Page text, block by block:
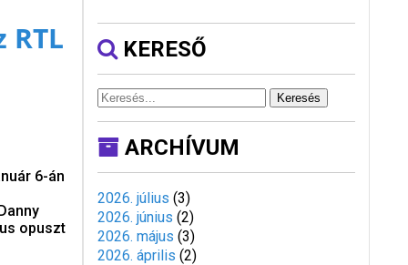
6-án
opuszt
KERESŐ
Keresés
ARCHÍVUM
2026. július (3)
2026. június (2)
2026. május (3)
2026. április (2)